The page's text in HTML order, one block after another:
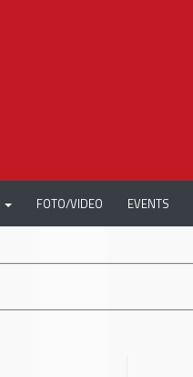
FOTO/VIDEO EVENTS